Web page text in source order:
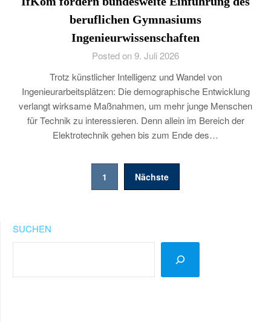
beruflichen Gymnasiums
Ingenieurwissenschaften
Posted on 9. Juli 2026
Trotz künstlicher Intelligenz und Wandel von
Ingenieurarbeitsplätzen: Die demographische Entwicklung
verlangt wirksame Maßnahmen, um mehr junge Menschen
für Technik zu interessieren. Denn allein im Bereich der
Elektrotechnik gehen bis zum Ende des…
Seitennummerierung
1 Nächste
SUCHEN